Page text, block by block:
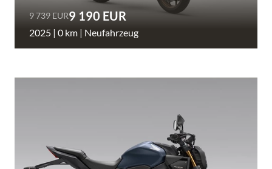
9 739 EUR9 190 EUR
2025 | 0 km | Neufahrzeug